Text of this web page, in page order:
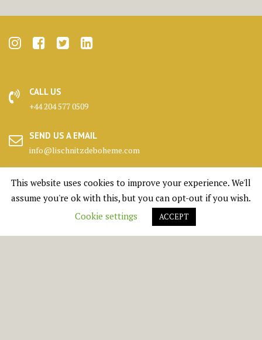
CALL US
+44 204 577 0509
SEND US A EMAIL
info@lischnitzdeboheme.com
HEADQUARTERS
25 Canada Square, London
Highlands, Scotland
This website uses cookies to improve your experience. We'll
assume you're ok with this, but you can opt-out if you wish.
Cookie settings
ACCEPT